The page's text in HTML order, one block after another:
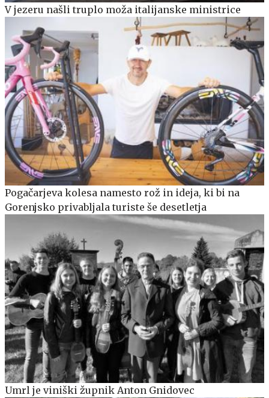
V jezeru našli truplo moža italijanske ministrice
Pogačarjeva kolesa namesto rož in ideja, ki bi na
Gorenjsko privabljala turiste še desetletja
Umrl je viniški župnik Anton Gnidovec